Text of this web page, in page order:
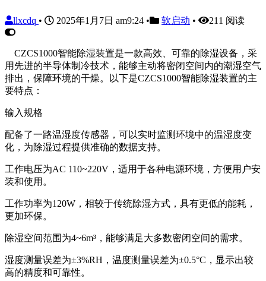
llxcdq • 2025年1月7日 am9:24 • 软启动 • 211 阅读
CZCS1000智能除湿装置是一款高效、可靠的除湿设备，采
用先进的半导体制冷技术，能够主动将密闭空间内的潮湿空气
排出，保障环境的干燥。以下是CZCS1000智能除湿装置的主
要特点：
输入规格
配备了一路温湿度传感器，可以实时监测环境中的温湿度变
化，为除湿过程提供准确的数据支持。
工作电压为AC 110~220V，适用于各种电源环境，方便用户安
装和使用。
工作功率为120W，相较于传统除湿方式，具有更低的能耗，
更加环保。
除湿空间范围为4~6m³，能够满足大多数密闭空间的需求。
湿度测量误差为±3%RH，温度测量误差为±0.5°C，显示出较
高的精度和可靠性。